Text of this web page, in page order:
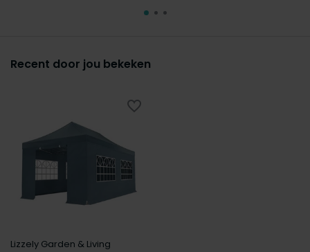
Recent door jou bekeken
Lizzely Garden & Living